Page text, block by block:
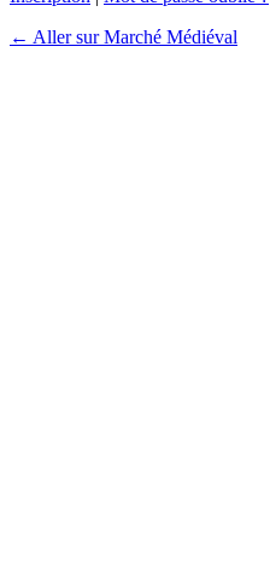
← Aller sur Marché Médiéval